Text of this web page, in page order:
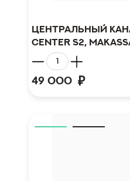
Центральный
Center S2,
49 000 ₽